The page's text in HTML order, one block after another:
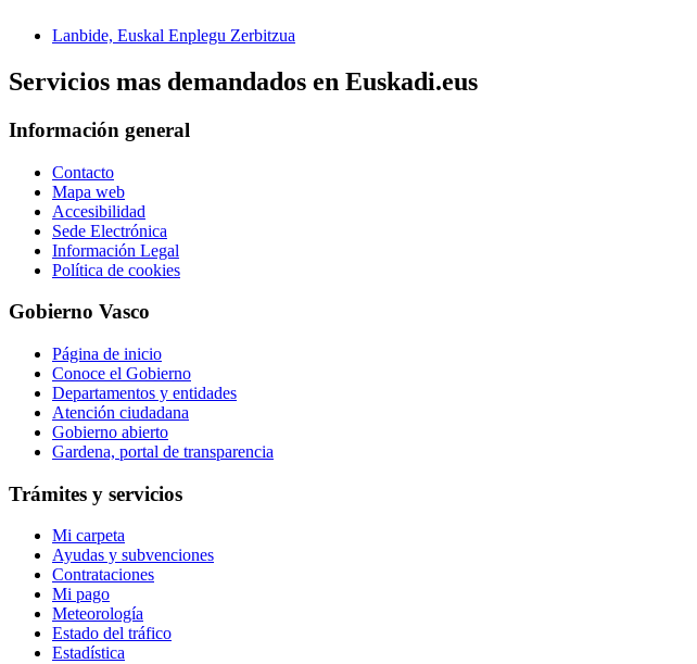
Lanbide, Euskal Enplegu Zerbitzua
Servicios mas demandados en Euskadi.eus
Información general
Contacto
Mapa web
Accesibilidad
Sede Electrónica
Información Legal
Política de cookies
Gobierno Vasco
Página de inicio
Conoce el Gobierno
Departamentos y entidades
Atención ciudadana
Gobierno abierto
Gardena, portal de transparencia
Trámites y servicios
Mi carpeta
Ayudas y subvenciones
Contrataciones
Mi pago
Meteorología
Estado del tráfico
Estadística